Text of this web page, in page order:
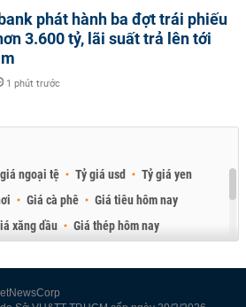
phát hành ba đợt trái phiếu
3.600 tỷ, lãi suất trả lên tới
1 phút trước
ngoại tệ Tỷ giá usd
Tỷ giá yen
Giá cà phê
Giá tiêu hôm nay
xăng dầu
Giá thép hôm nay